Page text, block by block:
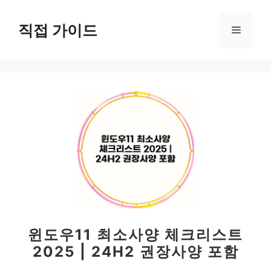
직접 가이드 메
윈도우11 최소사양 체크리스트
2025 | 24H2 권장사양 포함